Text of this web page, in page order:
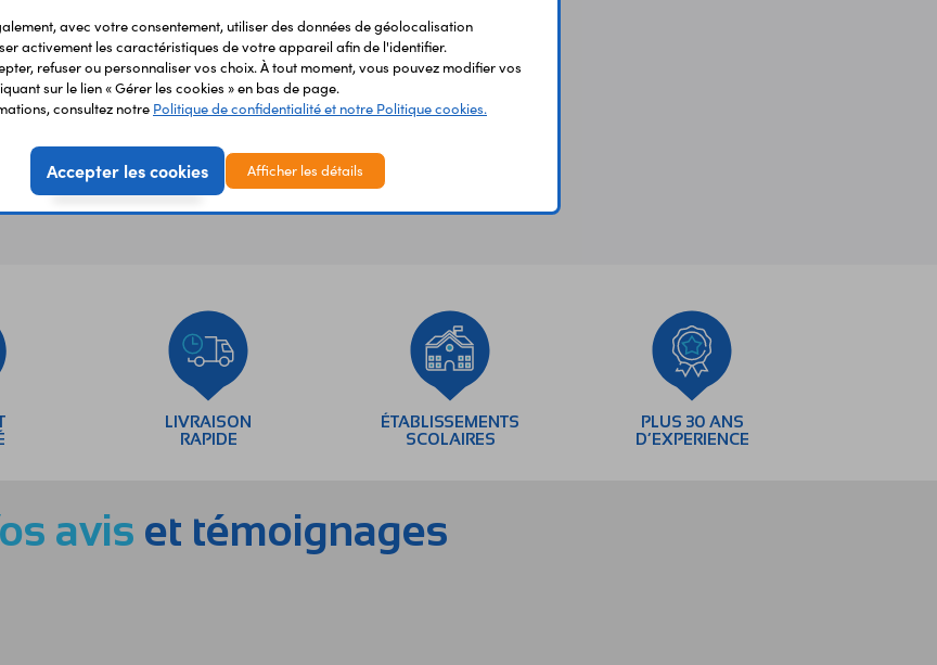
LIVRAISON
RAPIDE
ÉTABLISSEMENTS
SCOLAIRES
PLUS 30 ANS
D’EXPERIENCE
avis et témoignages
avec votre consentement, utiliser des données de géolocalisation
activement les caractéristiques de votre appareil afin de l'identifier.
refuser ou personnaliser vos choix. À tout moment, vous pouvez modifier vos
sur le lien « Gérer les cookies » en bas de page.
consultez notre Politique de confidentialité et notre Politique cookies.
Accepter les cookies Afficher les détails